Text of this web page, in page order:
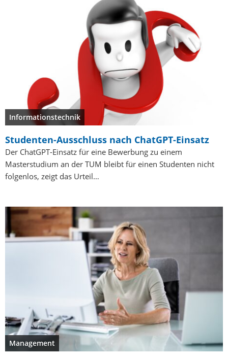
Informationstechnik
Studenten-Ausschluss nach ChatGPT-Einsatz
Der ChatGPT-Einsatz für eine Bewerbung zu einem
Masterstudium an der TUM bleibt für einen Studenten nicht
folgenlos, zeigt das Urteil…
Management